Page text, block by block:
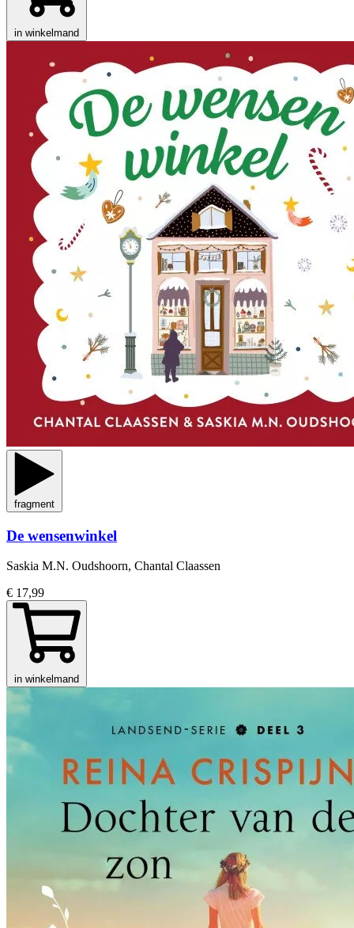
in winkelmand
fragment
De wensenwinkel
Saskia M.N. Oudshoorn, Chantal Claassen
€ 17,99
in winkelmand